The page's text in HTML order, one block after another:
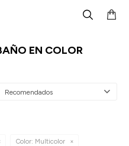
EN COLOR
Recomendados
Color: Multicolor